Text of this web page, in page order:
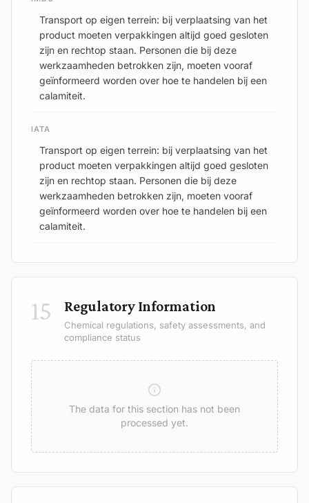
Transport op eigen terrein: bij verplaatsing van het
product moeten verpakkingen altijd goed gesloten
zijn en rechtop staan. Personen die bij deze
werkzaamheden betrokken zijn, moeten vooraf
geïnformeerd worden over hoe te handelen bij een
calamiteit.
IATA
Transport op eigen terrein: bij verplaatsing van het
product moeten verpakkingen altijd goed gesloten
zijn en rechtop staan. Personen die bij deze
werkzaamheden betrokken zijn, moeten vooraf
geïnformeerd worden over hoe te handelen bij een
calamiteit.
15 Regulatory Information
Chemical regulations, safety assessments, and
compliance status
The data for this section has not been
processed yet.